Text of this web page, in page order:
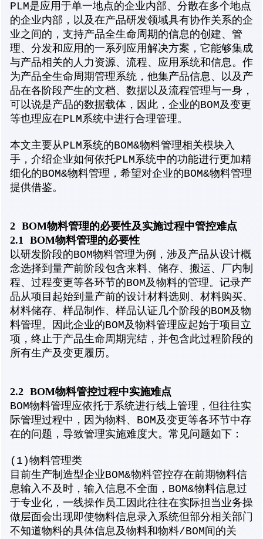
PLM是应用于单一地点的企业内部、分散在多个地点
的企业内部，以及在产品研发领域具有协作关系的企
业之间的，支持产品全生命周期的信息的创建、管
理、分发和应用的一系列应用解决方案，它能够集成
与产品相关的人力资源、流程、应用系统和信息。作
为产品全生命周期管理系统，他集产品信息、以及产
品在各阶段产生的文档、数据以及流程管理与一身，
可以说是产品的数据载体，因此，企业的BOM及变更
等也理应在PLM系统中进行合理管理。
本文主要从PLM系统的BOM&物料管理相关模块入
手，介绍企业如何依托PLM系统中的功能进行更加精
细化的BOM&物料管理，希望对企业的BOM&物料管理
提供借鉴。
2 BOM物料管理的必要性及实施过程中管控难点
2.1 BOM物料管理的必要性
以研发阶段的BOM物料管理为例，涉及产品从设计概
念选择到量产前阶段包含来料、储存、搬运、厂内制
程、过程变更等各环节的BOM及物料的管理。记录产
品从项目起始到量产前的设计材料选则、材料购买、
材料储存、样品制作、样品认证几个阶段的BOM及物
料管理。因此企业的BOM及物料管理应起始于项目立
项，终止于产品生命周期完结，并包含此过程阶段的
所有生产及变更履历。
2.2 BOM物料管控过程中实施难点
BOM物料管理应依托于系统进行线上管理，但往往实
际管理过程中，因为物料、BOM及变更等各环节中存
在的问题，导致管理实施难度大。常见问题如下：
(1)物料管理类
目前生产制造型企业BOM&物料管控存在前期物料信
息输入不及时，输入信息不全面，BOM&物料信息过
于专业化，一线操作员工因此往往在实际担当业务操
做层面会出现即使物料信息录入系统但部分相关部门
不知道物料的具体信息及物料和物料/BOM间的关